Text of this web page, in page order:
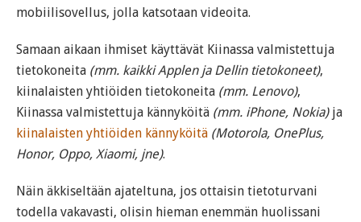
mobiilisovellus, jolla katsotaan videoita.
Samaan aikaan ihmiset käyttävät Kiinassa valmistettuja
tietokoneita (mm. kaikki Applen ja Dellin tietokoneet),
kiinalaisten yhtiöiden tietokoneita (mm. Lenovo),
Kiinassa valmistettuja kännyköitä (mm. iPhone, Nokia)ja
kiinalaisten yhtiöiden kännyköitä (Motorola, OnePlus,
Honor, Oppo, Xiaomi, jne).
Näin äkkiseltään ajateltuna, jos ottaisin tietoturvani
todella vakavasti, olisin hieman enemmän huolissani